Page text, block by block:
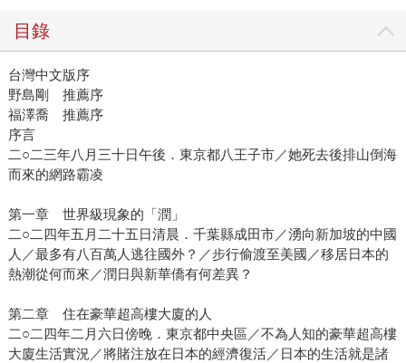
目錄
台灣中文版序
野島剛 推薦序
福澤喬 推薦序
序言
二○二三年八月三十日午後．東京都八王子市／她死去後排山倒海
而來的網路霸凌
第一章 世界級現象的「潤」
二○二四年五月二十五日清晨．千葉縣成田市／湧向新加坡的中國
人／最多有八百萬人逃往國外？／步行偷渡至美國／移居日本的
熱潮從何而來／潤日與新華僑有何差異？
第二章 住在豪華超高樓大廈的人
二○二四年二月六日傍晚．東京都中央區／不為人知的豪華超高樓
大廈生活實況／將賭注放在日本的經濟復活／日本的生活就是諸